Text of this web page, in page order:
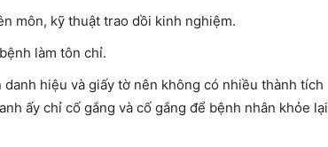
môn, kỹ thuật trao dồi kinh nghiệm.
làm tôn chỉ.
hiệu và giấy tờ nên không có nhiều thành tích
ấy chỉ cố gắng và cố gắng để bệnh nhân khỏe lại